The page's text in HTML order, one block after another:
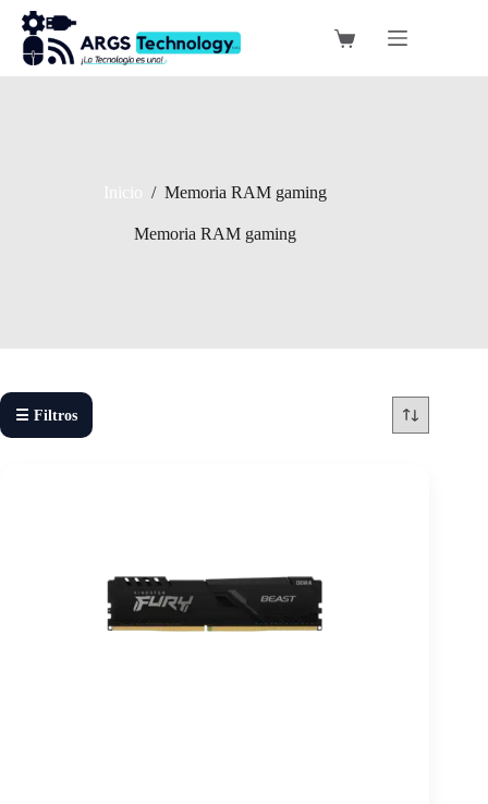
Saltar
contenido
Carro
/ Memoria RAM gaming
Memoria RAM gaming
☰ Filtros